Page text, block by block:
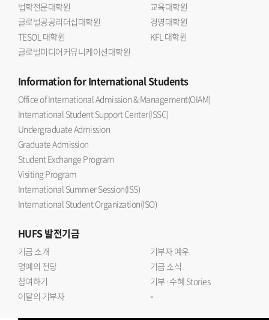
법학전문대학원
교육대학원
글로벌공공리더십대학원
경영대학원
TESOL 대학원
KFL 대학원
글로벌미디어커뮤니케이션대학원
Informationfor International Students
Office of International Admission & Management(OIAM)
International Student Support Center(ISSC)
Undergraduate Admission
Graduate Admission
Student Exchange Program
Visiting Program
International Summer Session(ISS)
International Student Organization(ISO)
HUFS발전기금
기금 소개
기부자 예우
명예의 전당
기금 소식
참여하기
기부·수혜 Stories
이달의 기부자
-